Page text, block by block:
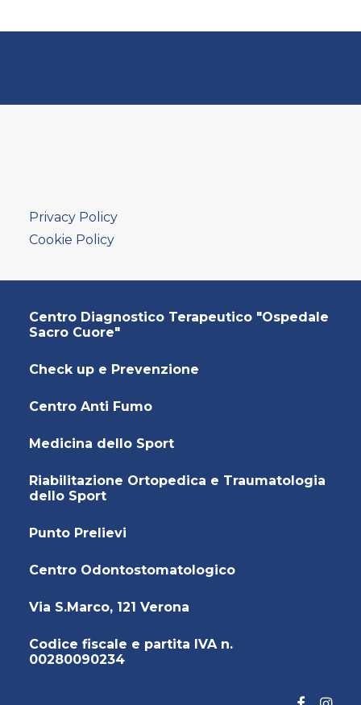
Privacy Policy
Cookie Policy
Centro Diagnostico Terapeutico "Ospedale
Sacro Cuore"
Check up e Prevenzione
Centro Anti Fumo
Medicina dello Sport
Riabilitazione Ortopedica e Traumatologia
dello Sport
Punto Prelievi
Centro Odontostomatologico
Via S.Marco, 121 Verona
Codice fiscale e partita IVA n.
00280090234